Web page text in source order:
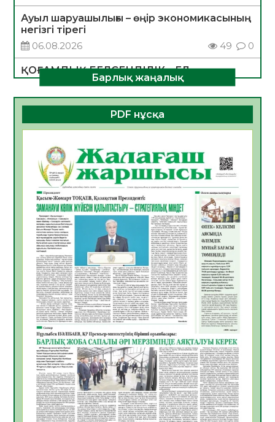
Ауыл шаруашылығы – өңір экономикасының
негізгі тірегі
06.08.2026
49 0
ҚОҒАМДЫҚ БЕЛСЕНДІЛІК – ЕЛ
ДАМУЫНЫҢ НЕГІЗІ
06.08.2026
47 0
ҚҰРЫЛТАЙ САЙЛАУЫ – БОЛАШАҚҚА
БАСТАР ЖАУАПТЫ ТАҢДАУ
06.08.2026
Инфекциялық ауруларға қарсы иммундау
жұмыстарының тиімділігі
06.08.2026
Көкжөтел ауруы туралы
06.08.2026
49
АПВ вакцинасы туралы мәлімет
06.08.2026
47
Open Air: Қызылорда облысы полиция
департаменті 20 мыңнан астам
көрерменнің қауіпсіздігін қамтамасыз етті
06.08.2026
60
ҚЫЗЫЛОРДАДА «САНАЛЫ ҰРПАҚ –
ЖАРҚЫН БОЛАШАҚ» АТТЫ КЕҢЕЙТІЛГЕН
МӘЖІЛІС ӨТТІ
05.08.2026
61
Барлық жаңалық
PDF нұсқа